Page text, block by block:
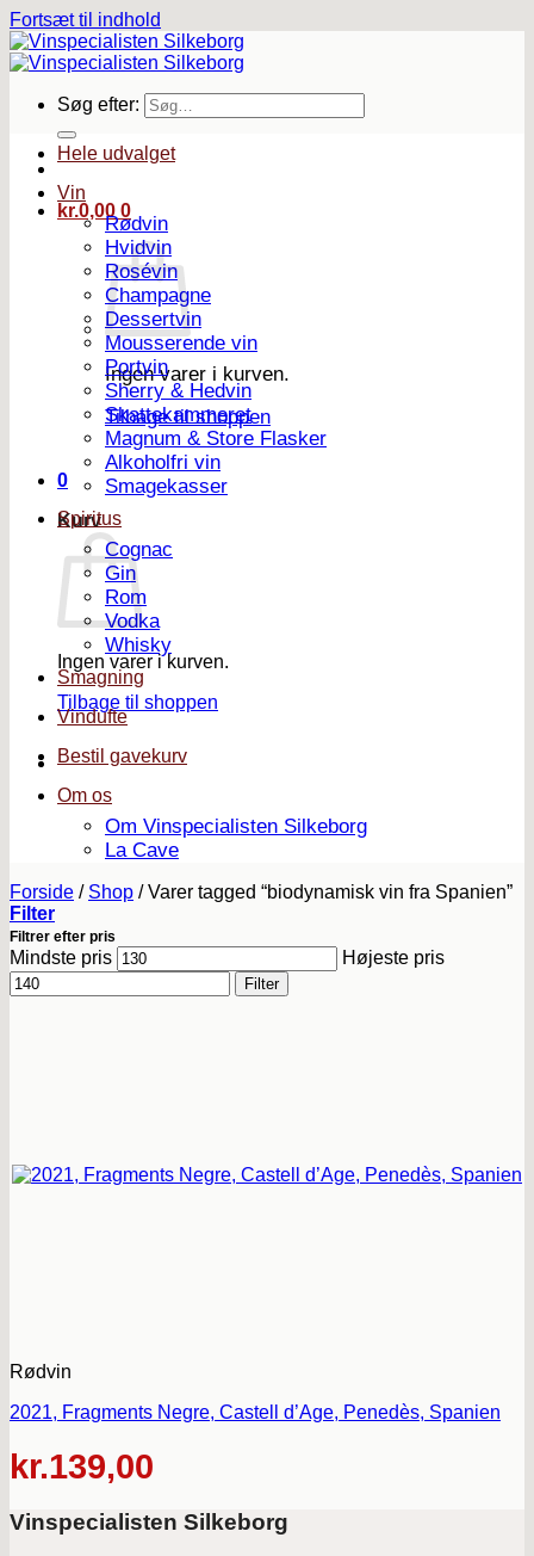
Fortsæt til indhold
Søg efter:
kr.0,00 0
Ingen varer i kurven.
Tilbage til shoppen
0
Kurv
Ingen varer i kurven.
Tilbage til shoppen
Hele udvalget
Vin
Rødvin
Hvidvin
Rosévin
Champagne
Dessertvin
Mousserende vin
Portvin
Sherry & Hedvin
Skattekammeret
Magnum & Store Flasker
Alkoholfri vin
Smagekasser
Spiritus
Cognac
Gin
Rom
Vodka
Whisky
Smagning
Vindufte
Bestil gavekurv
Om os
Om Vinspecialisten Silkeborg
La Cave
Forside / Shop /Varer tagged “biodynamisk vin fra Spanien”
Filter
Filtrer efter pris
Mindste pris Højeste pris
Filter
Rødvin
2021, Fragments Negre, Castell d’Age, Penedès, Spanien
kr.139,00
Vinspecialisten Silkeborg